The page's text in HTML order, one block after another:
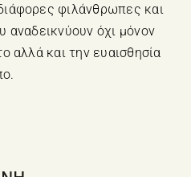
φιλάνθρωπες και
αναδεικνύουν όχι μόνον
αλλά και την ευαισθησία